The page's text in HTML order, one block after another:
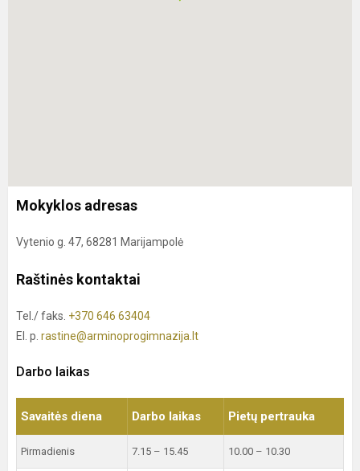
Mokyklos adresas
Vytenio g. 47, 68281 Marijampolė
Raštinės kontaktai
Tel./ faks. +370 646 63404
El. p. rastine@arminoprogimnazija.lt
Darbo laikas
Savaitės diena Darbo laikas Pietų pertrauka
Pirmadienis 7.15 – 15.45 10.00 – 10.30